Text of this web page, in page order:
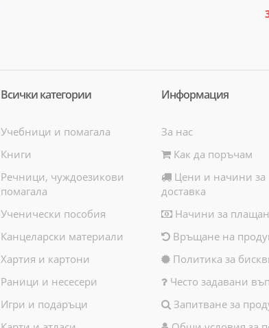
Всички категории
Учебници и помагала
Книги
Речници, чуждоезикови
помагала
Ученически пособия
Канцеларски материали
Хартия и картони
Раници и несесери
Игри и подаръци
Информация
За нас
Как да поръчам
Цени и начини за
доставка
Начини за
Връщане на
Политика за
Често задавани
Запитване за